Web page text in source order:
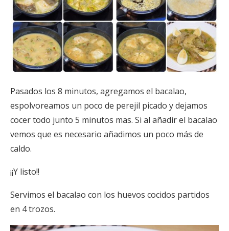
Pasados los 8 minutos, agregamos el bacalao,
espolvoreamos un poco de perejil picado y dejamos
cocer todo junto 5 minutos mas. Si al añadir el bacalao
vemos que es necesario añadimos un poco más de
caldo.
¡¡Y listo!!
Servimos el bacalao con los huevos cocidos partidos
en 4 trozos.